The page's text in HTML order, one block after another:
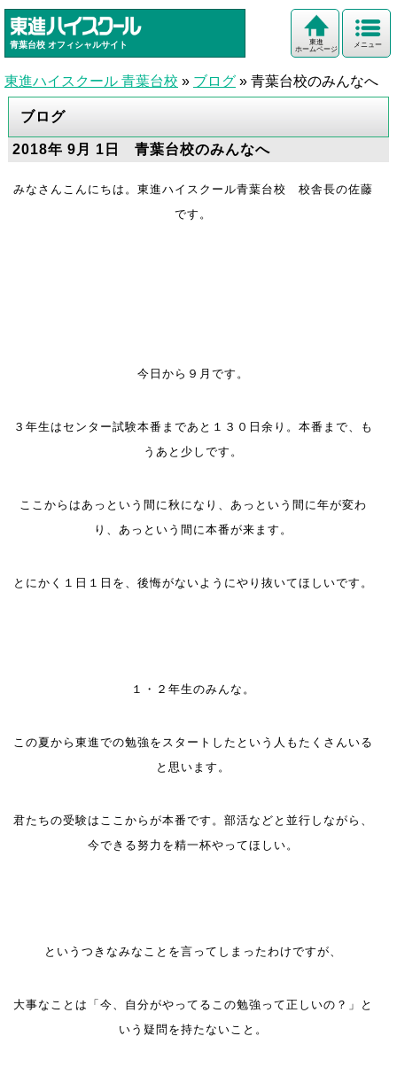
青葉台校 オフィシャルサイト メニュー
東進
ホームページ
東進ハイスクール 青葉台校 » ブログ » 青葉台校のみんなへ
ブログ
2018年 9月 1日 青葉台校のみんなへ
みなさんこんにちは。東進ハイスクール青葉台校 校舎長の佐藤
です。
今日から９月です。
３年生はセンター試験本番まであと１３０日余り。本番まで、も
うあと少しです。
ここからはあっという間に秋になり、あっという間に年が変わ
り、あっという間に本番が来ます。
とにかく１日１日を、後悔がないようにやり抜いてほしいです。
１・２年生のみんな。
この夏から東進での勉強をスタートしたという人もたくさんいる
と思います。
君たちの受験はここからが本番です。部活などと並行しながら、
今できる努力を精一杯やってほしい。
というつきなみなことを言ってしまったわけですが、
大事なことは「今、自分がやってるこの勉強って正しいの？」と
いう疑問を持たないこと。